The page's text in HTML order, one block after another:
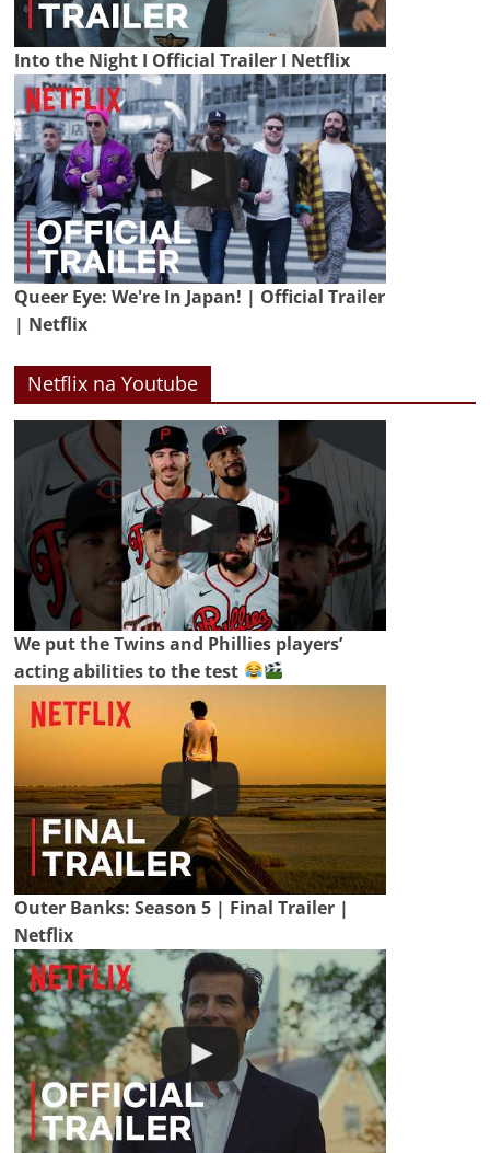
Into the Night I Official Trailer I Netflix
Queer Eye: We're In Japan! | Official Trailer
| Netflix
Netflix na Youtube
We put the Twins and Phillies players’
acting abilities to the test
Outer Banks: Season 5 | Final Trailer |
Netflix